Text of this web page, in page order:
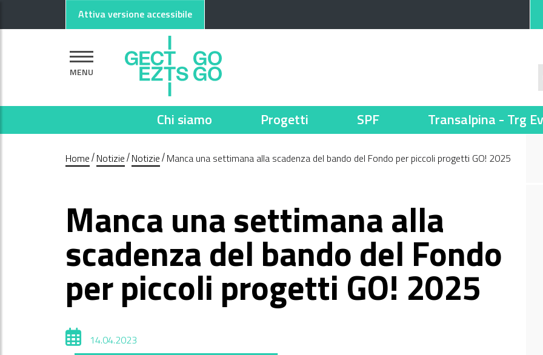
Attiva versione accessibile
MENU
Chi siamo Progetti SPF Transalpina - Trg
Home Notizie Notizie Manca una settimana alla scadenza del bando del Fondo per piccoli progetti GO! 2025
Manca una settimana alla
scadenza del bando del Fondo
per piccoli progetti GO! 2025
14.04.2023